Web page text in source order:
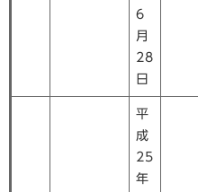
6
月
28
日
平
成
25
年